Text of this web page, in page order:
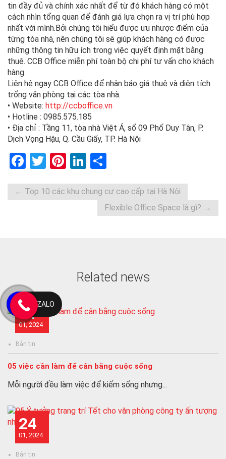
tin đầy đủ và chính xác nhất để từ đó khách hàng có một
cách nhìn tổng quan để đánh giá lựa chọn ra vị trí phù hợp
nhất với mình.Bởi chúng tôi hiểu được ưu nhược điểm của
từng tòa nhà, nên chúng tôi sẽ giúp khách hàng có được
những thông tin hữu ích trong việc quyết định mặt bằng
thuê. CCB Office miễn phí toàn bộ chi phí tư vấn cho khách
hàng.
Liên hệ ngay CCB Office để nhận báo giá thuê và diện tích
trống văn phòng tại các tòa nhà.
• Website: http://ccboffice.vn
• Hotline : 0985.575.185
• Địa chỉ : Tầng 11, tòa nhà Việt Á, số 09 Phố Duy Tân, P.
Dịch Vọng Hậu, Q. Cầu Giấy, TP. Hà Nội
F
ce
T
tt
Pi
er
Li
ke ar
e
← Top 10 các khu chung cư cao cấp tại Hà Nội
Flexible Office Space là gì? →
Related news
31
01, 2024
Bản tin
05 việc cần làm để cân bằng cuộc sống
Mỗi người đều làm việc để kiếm sống nhưng...
24
01, 2024
Bản tin
ZALO